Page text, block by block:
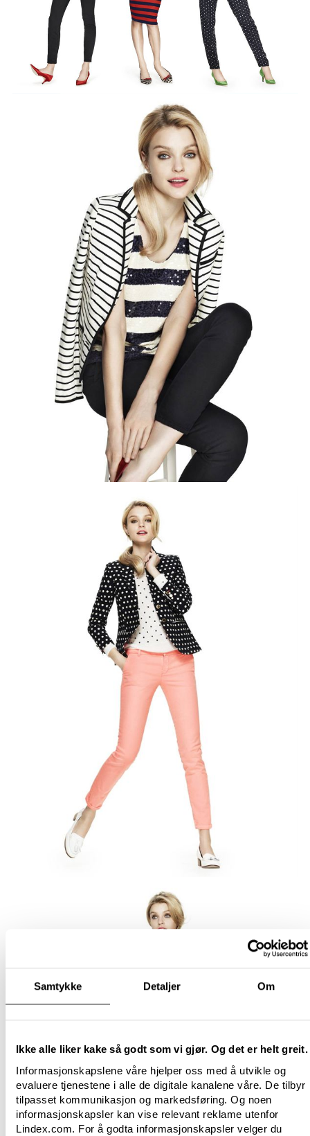
Samtykke Detaljer Om
Ikke alle liker kake så godt som vi gjør. Og det er helt greit.
Informasjonskapslene våre hjelper oss med å utvikle og
evaluere tjenestene i alle de digitale kanalene våre. De tilbyr
tilpasset kommunikasjon og markedsføring. Og noen
informasjonskapsler kan vise relevant reklame utenfor
Lindex.com. For å godta informasjonskapsler velger du